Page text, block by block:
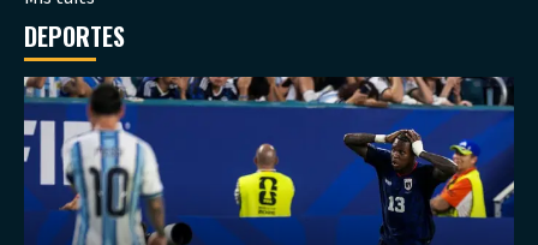
DEPORTES